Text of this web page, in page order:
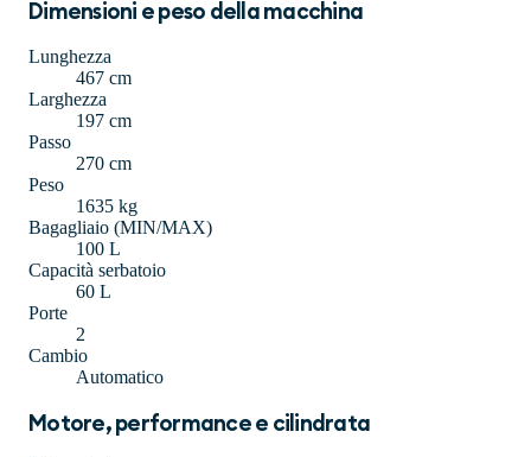
Dimensioni e peso della macchina
Lunghezza
467 cm
Larghezza
197 cm
Passo
270 cm
Peso
1635 kg
Bagagliaio (MIN/MAX)
100 L
Capacità serbatoio
60 L
Porte
2
Cambio
Automatico
Motore, performance e cilindrata